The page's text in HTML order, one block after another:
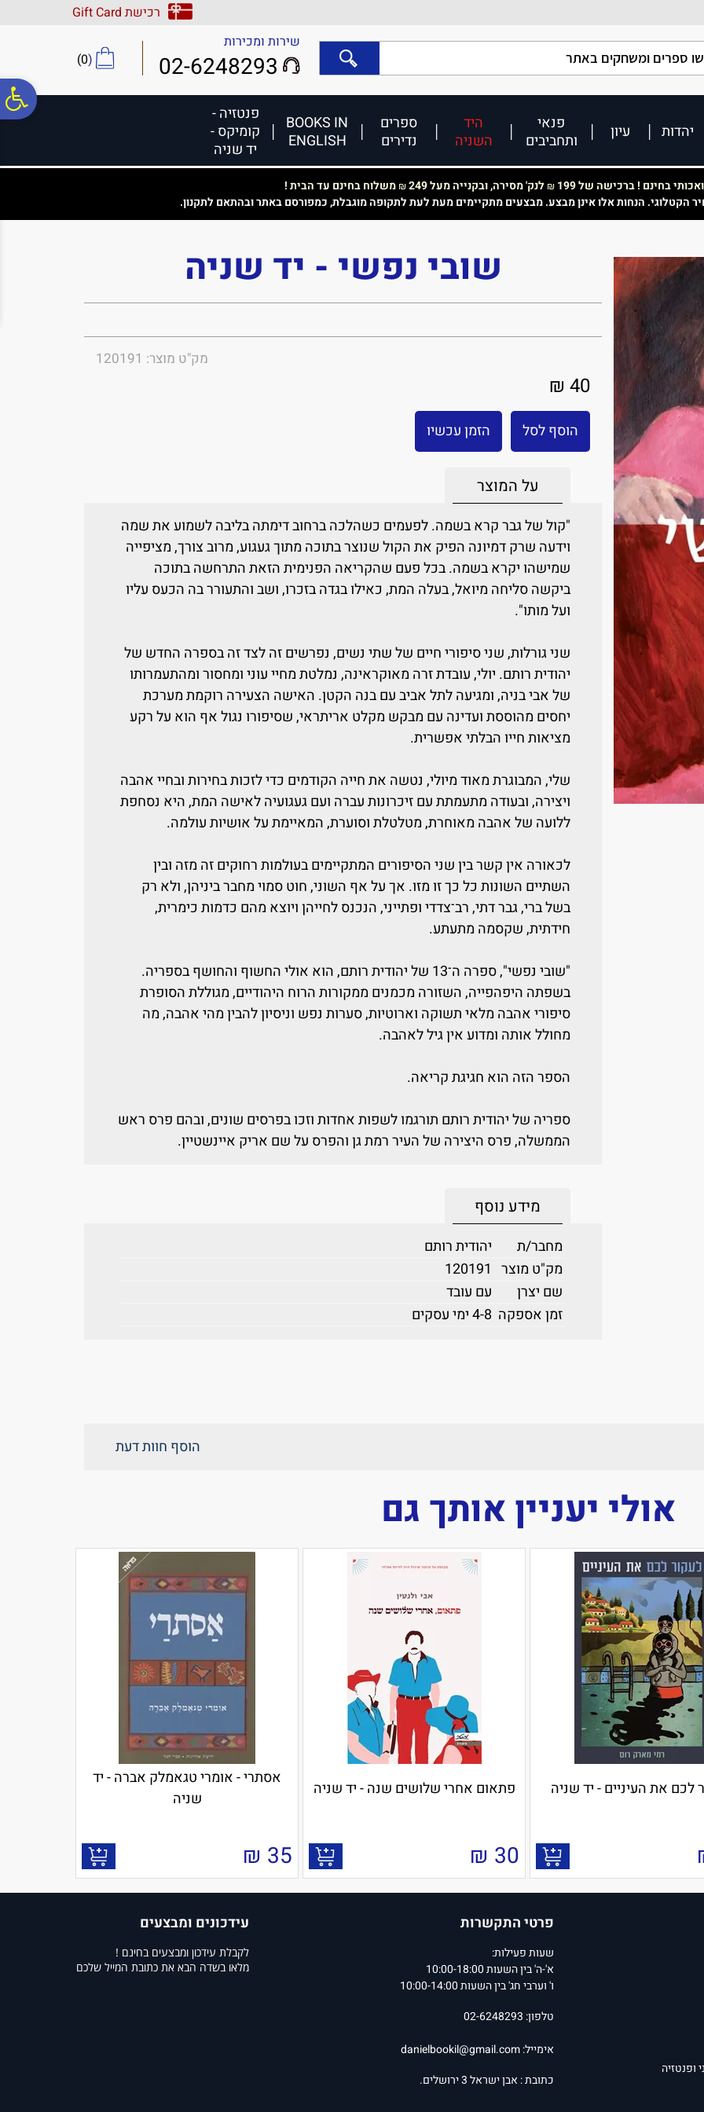
נגישות
אתר
המרכזי
רכישת Gift Card
שירות ומכירות
02-6248293
(
0
)
יהדות עיון
פנאי
ותחביבים
היד
השניה
ספרים
נדירים
BOOKS IN
ENGLISH
פנטזיה -
קומיקס -
יד שניה
בחינם ! ברכישה של 199 ₪ לנק' מסירה, ובקנייה מעל 249 ₪משלוח בחינם עד הבית !
הקטלוגי. הנחות אלו אינן מבצע. מבצעים מתקיימים מעת לעת לתקופה מוגבלת, כמפורסם באתר ובהתאם לתקנון.
שובי נפשי - יד שניה
מק"ט מוצר: 120191
40 ₪
הוסף לסל הזמן עכשיו
על המוצר
"קול של גבר קרא בשמה. לפעמים כשהלכה ברחוב דימתה בליבה לשמוע את שמה
וידעה שרק דמיונה הפיק את הקול שנוצר בתוכה מתוך געגוע, מרוב צורך, מציפייה
שמישהו יקרא בשמה. בכל פעם שהקריאה הפנימית הזאת התרחשה בתוכה
ביקשה סליחה מיואל, בעלה המת, כאילו בגדה בזכרו, ושב והתעורר בה הכעס עליו
ועל מותו".
שני גורלות, שני סיפורי חיים של שתי נשים, נפרשים זה לצד זה בספרה החדש של
יהודית רותם. יולי, עובדת זרה מאוקראינה, נמלטת מחיי עוני ומחסור ומהתעמרותו
של אבי בניה, ומגיעה לתל אביב עם בנה הקטן. האישה הצעירה רוקמת מערכת
יחסים מהוססת ועדינה עם מבקש מקלט אריתראי, שסיפורו נגול אף הוא על רקע
מציאות חייו הבלתי אפשרית.
שלי, המבוגרת מאוד מיולי, נטשה את חייה הקודמים כדי לזכות בחירות ובחיי אהבה
ויצירה, ובעודה מתעמתת עם זיכרונות עברה ועם געגועיה לאישה המת, היא נסחפת
ללועה של אהבה מאוחרת, מטלטלת וסוערת, המאיימת על אושיות עולמה.
לכאורה אין קשר בין שני הסיפורים המתקיימים בעולמות רחוקים זה מזה ובין
השתיים השונות כל כך זו מזו. אך על אף השוני, חוט סמוי מחבר ביניהן, ולא רק
בשל ברי, גבר דתי, רב־צדדי ופתייני, הנכנס לחייהן ויוצא מהם כדמות כימרית,
חידתית, שקסמה מתעתע.
"שובי נפשי", ספרה ה־13 של יהודית רותם, הוא אולי החשוף והחושף בספריה.
בשפתה היפהפייה, השזורה מכמנים ממקורות הרוח היהודיים, מגוללת הסופרת
סיפורי אהבה מלאי תשוקה וארוטיות, סערות נפש וניסיון להבין מהי אהבה, מה
מחולל אותה ומדוע אין גיל לאהבה.
הספר הזה הוא חגיגת קריאה.
ספריה של יהודית רותם תורגמו לשפות אחדות וזכו בפרסים שונים, ובהם פרס ראש
הממשלה, פרס היצירה של העיר רמת גן והפרס על שם אריק איינשטיין.
מידע נוסף
מחבר/ת
יהודית רותם
מק"ט מוצר 120191
שם יצרן
עם עובד
זמן אספקה 4-8 ימי עסקים
הוסף חוות דעת
אולי יעניין אותך גם
לכם את העיניים - יד שניה פתאום אחרי שלושים שנה - יד שניה
30
₪
אסתרי - אומרי טגאמלק אברה - יד
שניה
35
₪
ופנטזיה
פרטי התקשרות
שעות פעילות:
א'-ה' בין השעות 10:00-18:00
ו' וערבי חג' בין השעות 10:00-14:00
טלפון: 02-6248293
אימייל:danielbookil@gmail.com
כתובת : אבן ישראל 3 ירושלים.
עידכונים ומבצעים
לקבלת עידכון ומבצעים בחינם !
מלאו בשדה הבא את כתובת המייל שלכם